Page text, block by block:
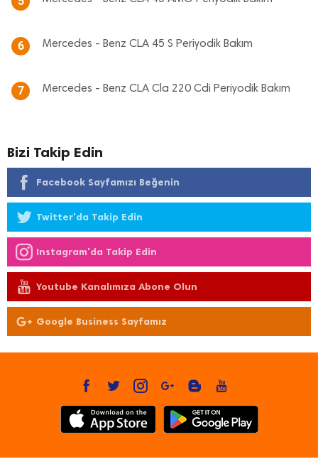
6 Mercedes - Benz CLA 45 S Periyodik Bakım
7 Mercedes - Benz CLA Cla 220 Cdi Periyodik Bakım
Bizi Takip Edin
Facebook Sayfamızı Beğenin
Twitter'da Takip Edin
Instagram'da Takip Edin
Youtube Kanalımıza Abone Olun
Google Business Sayfamız